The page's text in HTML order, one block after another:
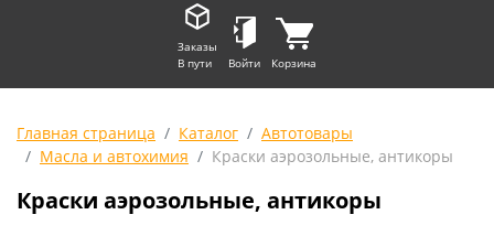
Заказы
В пути
Войти Корзина
Главная страница Каталог
Автотовары
Масла и автохимия
Краски аэрозольные, антикоры
Краски аэрозольные, антикоры